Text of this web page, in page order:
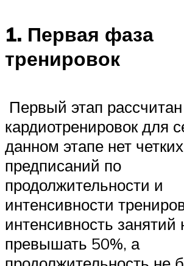
1. Первая фаза
тренировок
Первый этап
кардиотренировок для
данном этапе нет четких
предписаний по
продолжительности и
интенсивности
интенсивность
превышать 50%, а